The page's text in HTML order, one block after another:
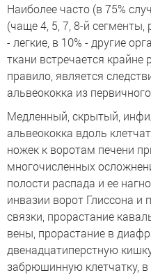
Наиболее часто (в 75%
(чаще 4, 5, 7, 8-й сегменты,
- легкие, в 10% - другие
ткани встречается крайне
правило, является
альвеококка из
Медленный, скрытый,
альвеококка вдоль
ножек к воротам печени
многочисленных
полости распада и ее
инвазии ворот Глиссона и
связки, прорастание
вены, прорастание в
двенадцатиперстную
забрюшинную клетчатку, в